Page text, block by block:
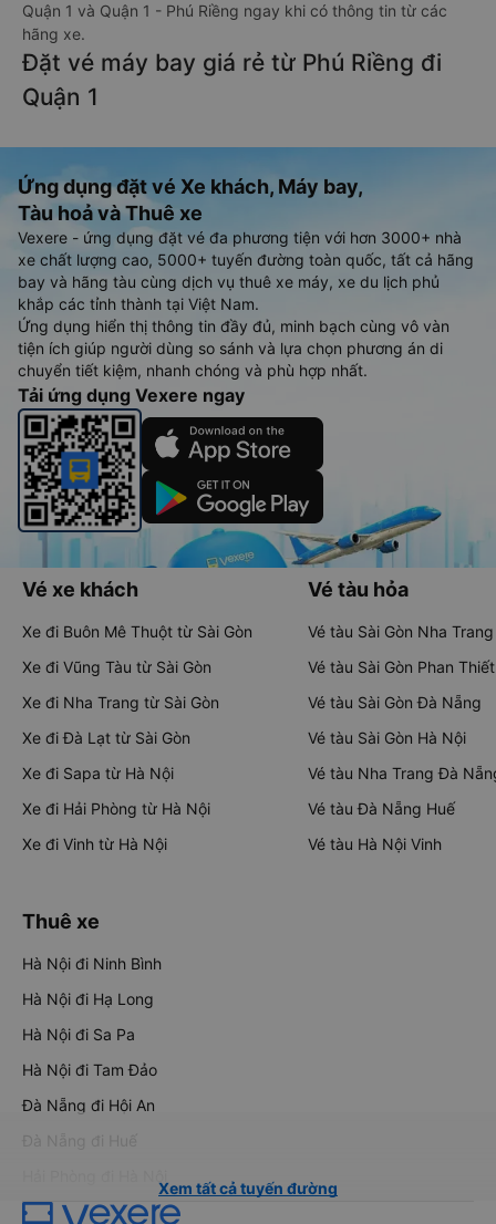
Quận 1 và Quận 1 - Phú Riềng ngay khi có thông tin từ các
hãng xe.
Đặt vé máy bay giá rẻ từ Phú Riềng đi
Quận 1
Ứng dụng đặt vé Xe khách, Máy bay,
Tàu hoả và Thuê xe
Vexere - ứng dụng đặt vé đa phương tiện với hơn 3000+ nhà
xe chất lượng cao, 5000+ tuyến đường toàn quốc, tất cả hãng
bay và hãng tàu cùng dịch vụ thuê xe máy, xe du lịch phủ
khắp các tỉnh thành tại Việt Nam.
Ứng dụng hiển thị thông tin đầy đủ, minh bạch cùng vô vàn
tiện ích giúp người dùng so sánh và lựa chọn phương án di
chuyển tiết kiệm, nhanh chóng và phù hợp nhất.
Tải ứng dụng Vexere ngay
Vé xe khách
Xe đi Buôn Mê Thuột từ Sài Gòn
Xe đi Vũng Tàu từ Sài Gòn
Xe đi Nha Trang từ Sài Gòn
Xe đi Đà Lạt từ Sài Gòn
Xe đi Sapa từ Hà Nội
Xe đi Hải Phòng từ Hà Nội
Xe đi Vinh từ Hà Nội
Vé tàu hỏa
Vé tàu Sài Gòn Nha Trang
Vé tàu Sài Gòn Phan Thiết
Vé tàu Sài Gòn Đà Nẵng
Vé tàu Sài Gòn Hà Nội
Vé tàu Nha Trang Đà
Vé tàu Đà Nẵng Huế
Vé tàu Hà Nội Vinh
Thuê xe
Hà Nội đi Ninh Bình
Hà Nội đi Hạ Long
Hà Nội đi Sa Pa
Hà Nội đi Tam Đảo
Đà Nẵng đi Hội An
Đà Nẵng đi Huế
Xem tất cả tuyến đường